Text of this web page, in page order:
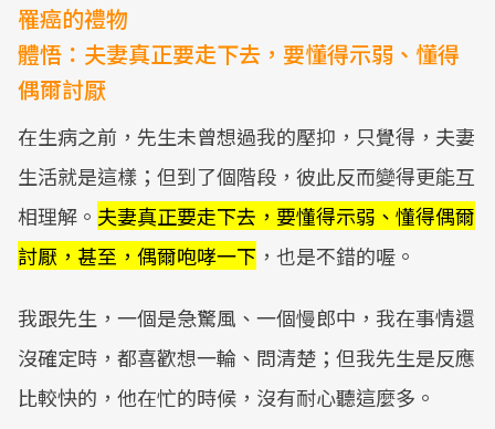
罹癌的禮物
體悟：夫妻真正要走下去，要懂得示弱、懂得
偶爾討厭
在生病之前，先生未曾想過我的壓抑，只覺得，夫妻
生活就是這樣；但到了個階段，彼此反而變得更能互
相理解。 夫妻真正要走下去，要懂得示弱、懂得偶爾
討厭，甚至，偶爾咆哮一下 ，也是不錯的喔。
我跟先生，一個是急驚風、一個慢郎中，我在事情還
沒確定時，都喜歡想一輪、問清楚；但我先生是反應
比較快的，他在忙的時候，沒有耐心聽這麼多。